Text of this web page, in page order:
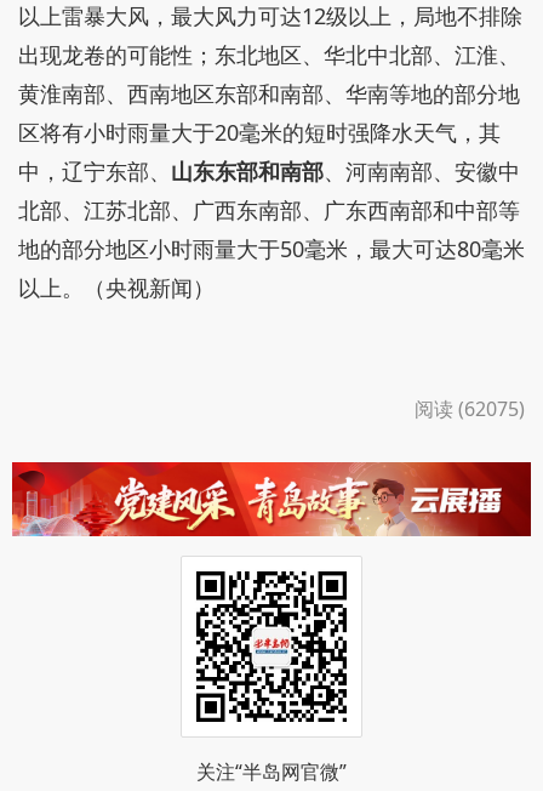
以上雷暴大风，最大风力可达12级以上，局地不排除
出现龙卷的可能性；东北地区、华北中北部、江淮、
黄淮南部、西南地区东部和南部、华南等地的部分地
区将有小时雨量大于20毫米的短时强降水天气，其
中，辽宁东部、 山东东部和南部、河南南部、安徽中
北部、江苏北部、广西东南部、广东西南部和中部等
地的部分地区小时雨量大于50毫米，最大可达80毫米
以上。（央视新闻）
阅读 (62075)
关注“半岛网官微”